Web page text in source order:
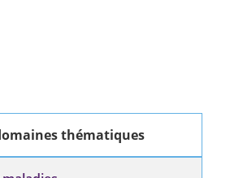
thématiques